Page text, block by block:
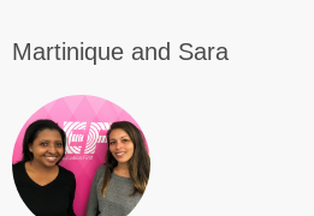
Finn et kontor
Om oss
Hvem vi er
Martinique and Sara